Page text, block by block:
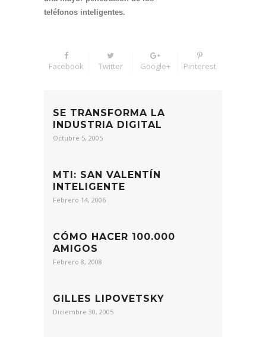
teléfonos inteligentes.
Facebook Twitter Google+ Pinterest
SE TRANSFORMA LA
INDUSTRIA DIGITAL
Octubre 5, 2005
MTI: SAN VALENTÍN
INTELIGENTE
Febrero 14, 2006
CÓMO HACER 100.000
AMIGOS
Febrero 8, 2008
GILLES LIPOVETSKY
Diciembre 30, 2005